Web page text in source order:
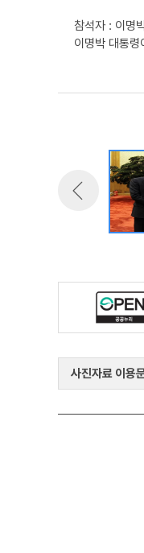
참석자 : 이명
이명박 대통
사진자료 이용